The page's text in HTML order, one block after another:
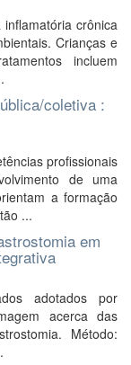
crônica
Crianças e
incluem
coletiva :
profissionais
de uma
a formação
...
em
adotados por
acerca das
Método: